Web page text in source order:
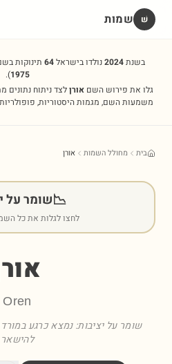
שׁ שמות
בשנת2024נולדו בישראל64 תינוקות
1975
).
גלו את פירוש השם אורןלצד ניתוח
משמעות השם, מגמות היסטוריות, פופולריות
בית מחולל השמות אורן
📉שומר על
לחצו לגלות את כל
Oren
שומר על יציבות: נמצא כרגע
להישאר